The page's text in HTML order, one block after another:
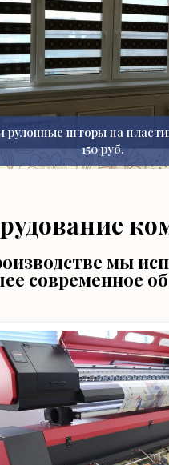
шторы на
150 руб.
мы
современное